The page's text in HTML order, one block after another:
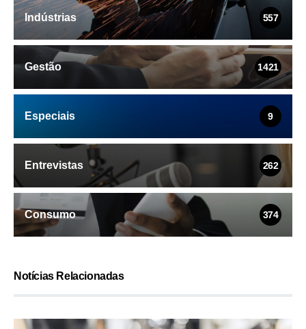
Indústrias 557
Gestão 1421
Especiais 9
Entrevistas 262
Consumo 374
Notícias Relacionadas